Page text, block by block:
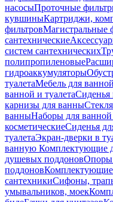
насосыПроточные
кувшиныКартриджи,
фильтровМагистральные
сантехнические
систем сантехнических
полипропиленовые
гидроаккумуляторы
туалетаМебель для ванной
ванной и туалетаСиденья
карнизы для ванны
ванныНаборы для ванной
косметическиеСиденья
туалетаЭкран-дверки в
ванную Комплектующие
душевых поддоновОпоры
поддоновКомплектующие
сантехникиСифоны,
умывальников, моек